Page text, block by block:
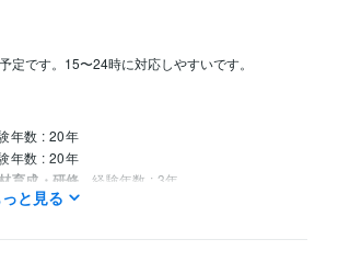
定です。15〜24時に対応しやすいです。
年数 : 20年
年数 : 20年
育成・研修 経験年数 : 3年
他 / 講師・インストラクター
と見る